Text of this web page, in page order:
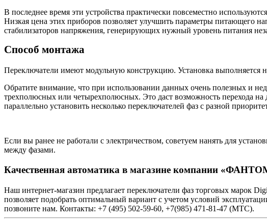
В последнее время эти устройства практически повсеместно
Низкая цена этих приборов позволяет улучшить параметры питающего
стабилизаторов напряжения, генерирующих нужный уровень питания
Способ монтажа
Переключатели имеют модульную конструкцию. Установка выполняется
Обратите внимание, что при использовании данных очень полезных и
трехполюсных или четырехполюсных. Это даст возможность перехода
параллельно установить несколько переключателей фаз с разной
Если вы ранее не работали с электричеством, советуем нанять для
между фазами.
Качественная автоматика в магазине компании
Наш интернет-магазин предлагает переключатели фаз торговых марок
позволяет подобрать оптимальный вариант с учетом условий
позвоните нам. Контакты: +7 (495) 502-59-60, +7(985) 471-81-47 (МТС).